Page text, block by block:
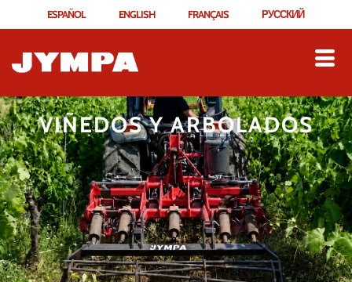
ESPAÑOL ENGLISH FRANÇAIS РУССКИЙ
VIÑEDOS Y ARBOLADOS